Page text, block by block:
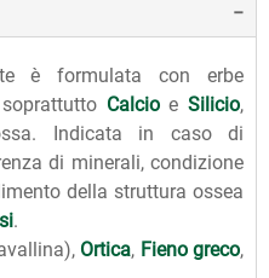
è formulata con erbe
CalcioeSilicio,
Indicata in caso di
di minerali, condizione
della struttura ossea
.
Ortica, Fieno greco,